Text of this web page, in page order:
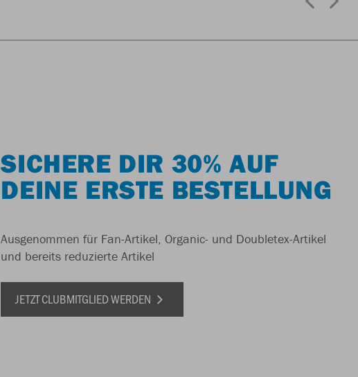
SICHERE DIR 30% AUF
DEINE ERSTE BESTELLUNG
Ausgenommen für Fan-Artikel, Organic- und Doubletex-Artikel
und bereits reduzierte Artikel
JETZT CLUBMITGLIED WERDEN